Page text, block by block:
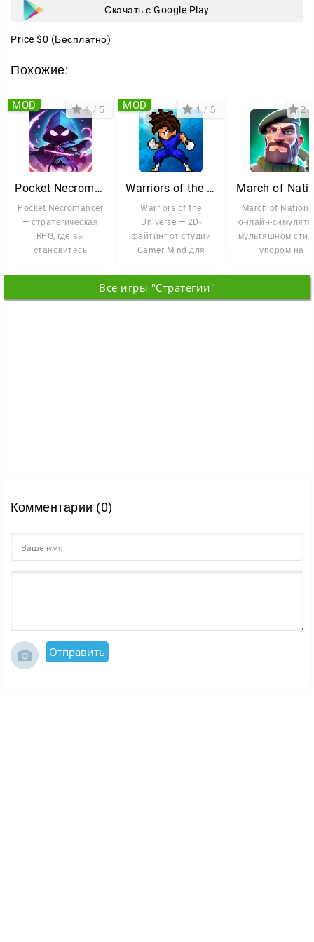
Скачать с Google Play
Price $0 (Бесплатно)
Похожие:
Pocket Necromancer
Pocket Necromancer
— стратегическая
RPG, где вы
становитесь
некромантом,
4 / 5
MOD
Warriors of the Universe
Warriors of the
Universe — 2D-
файтинг от студии
Gamer Mind для
зрелищных боёв.
4 / 5
MOD
March of
онлайн-
мультяшном
упором на
масштабные
Все игры "Стратегии"
Комментарии (0)
Отправить